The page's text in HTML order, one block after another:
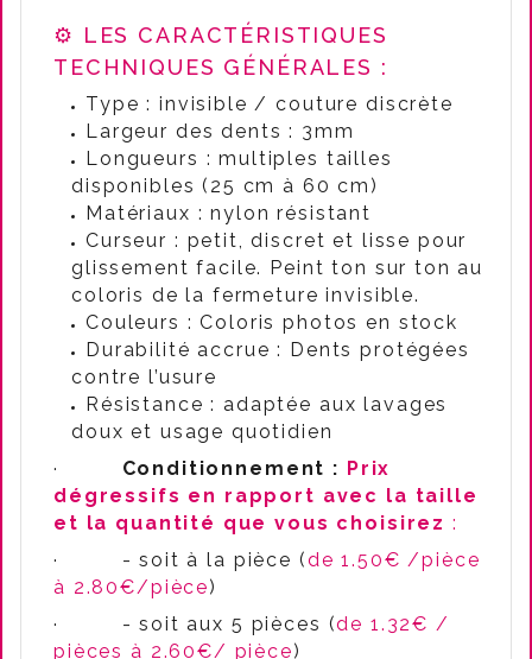
⚙️ LES CARACTÉRISTIQUES
TECHNIQUES GÉNÉRALES :
Type : invisible / couture discrète
Largeur des dents : 3mm
Longueurs : multiples tailles
disponibles (25 cm à 60 cm)
Matériaux : nylon résistant
Curseur : petit, discret et lisse pour
glissement facile. Peint ton sur ton au
coloris de la fermeture invisible.
Couleurs : Coloris photos en stock
Durabilité accrue : Dents protégées
contre l’usure
Résistance : adaptée aux lavages
doux et usage quotidien
·
Conditionnement : Prix
dégressifs en rapport avec la taille
et la quantité que vous choisirez :
·
- soit à la pièce (de 1.50€ /pièce
à 2.80€/pièce)
·
- soit aux 5 pièces (de 1.32€ /
pièces à 2.60€/ pièce)